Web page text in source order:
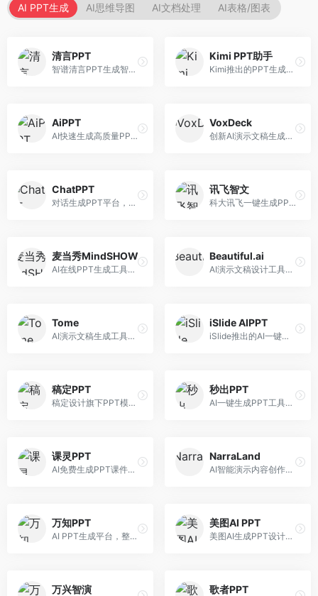
AI PPT生成 AI思维导图 AI文档处理 AI表格/图表
清言PPT
智谱清言PPT生成智能体，基于GLM大模型。面向智谱用户，支持对话生成PPT、内容优化等服务，与智谱生态深度整合。
Kimi PPT助手
Kimi推出的PPT生成智能体，整合长文本处理能力。面向职场人士和学生，支持文档解析、PPT生成、内容优化等服务，与Kimi生态深度整合。
AiPPT
AI快速生成高质量PPT平台，支持主题定制。面向职场人士和学生，提供一键生成、模板选择、内容优化等服务，PPT制作速度快，设计质量高。
VoxDeck
创新AI演示文稿生成工具，支持语音交互创作。面向职场人士，支持语音输入、PPT生成、内容优化等功能，语音创作体验便捷。
ChatPPT
对话生成PPT平台，支持自然语言交互创作。面向职场人士和教育工作者，通过对话方式完成PPT制作，交互体验友好，创作过程直观。
讯飞智文
科大讯飞一键生成PPT和Word工具，整合语音技术。面向职场人士，支持语音输入、文档生成、格式调整等功能，办公效率显著提升。
麦当秀MindSHOW
AI在线PPT生成工具，支持思维导图转PPT。面向职场人士，提供思维导图导入、PPT生成、模板选择等服务，思维导图转PPT效率高。
Beautiful.ai
AI演示文稿设计工具，专注于自动化设计排版。面向职场人士，提供智能排版、模板选择、设计优化等服务，设计美观度高。
Tome
AI演示文稿生成工具，专注于故事化演示创作。面向创业者和营销人员，提供故事叙述、视觉设计、内容生成等服务，演示文稿叙事性强。
iSlide AIPPT
iSlide推出的AI一键设计精美PPT工具。面向PPT设计用户，提供模板库、内容生成、设计优化等服务，与iSlide插件深度整合。
稿定PPT
稿定设计旗下PPT模板资源库，整合AI生成功能。面向设计师和职场人士，提供海量PPT模板、AI内容生成等服务，模板质量高。
秒出PPT
AI一键生成PPT工具，专注于快速演示文稿制作。面向职场人士，支持主题输入、内容生成、模板套用等功能，PPT生成速度快，适合紧急制作场景。
课灵PPT
AI免费生成PPT课件平台，专注于教育场景。面向教师和教育工作者，提供课件生成、教学设计、模板选择等服务，教育适配性强。
NarraLand
AI智能演示内容创作平台，专注于叙事演示。面向内容创作者，提供故事创作、演示生成、动画设计等服务，演示内容生动有趣。
万知PPT
AI PPT生成平台，整合知识库与创作功能。面向职场人士，支持内容检索、PPT生成、设计优化等服务，知识整合能力强。
美图AI PPT
美图AI生成PPT设计工具，整合图像处理能力。面向设计师和职场人士，提供PPT生成、图片美化、设计优化等服务，视觉设计美观。
万兴智演 歌者PPT